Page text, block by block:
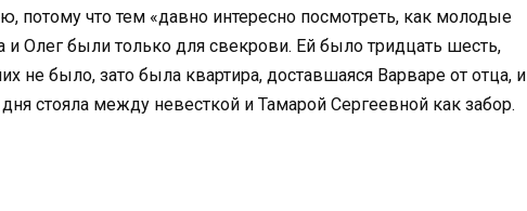
потому что тем «давно интересно посмотреть, как молодые
Олег были только для свекрови. Ей было тридцать шесть,
не было, зато была квартира, доставшаяся Варваре от отца, и
стояла между невесткой и Тамарой Сергеевной как забор.